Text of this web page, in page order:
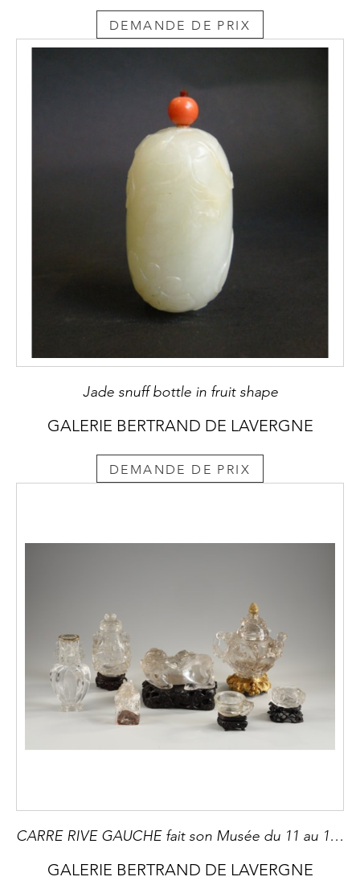
DEMANDE DE PRIX
Jade snuff bottle in fruit shape
GALERIE BERTRAND DE LAVERGNE
DEMANDE DE PRIX
CARRE RIVE GAUCHE fait son Musée du 11 au 14 juin 2025
GALERIE BERTRAND DE LAVERGNE